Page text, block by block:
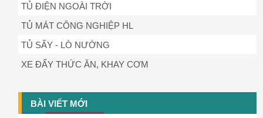
TỦ ĐIỆN NGOÀI TRỜI
TỦ MÁT CÔNG NGHIỆP HL
TỦ SẤY - LÒ NƯỚNG
XE ĐẨY THỨC ĂN, KHAY CƠM
BÀI VIẾT MỚI